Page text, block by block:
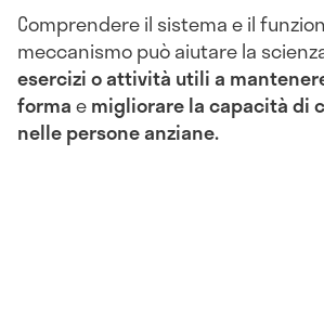
Comprendere il sistema e il
meccanismo può aiutare la
esercizi o attività utili a
formaemigliorare la capacità di
nelle persone anziane.